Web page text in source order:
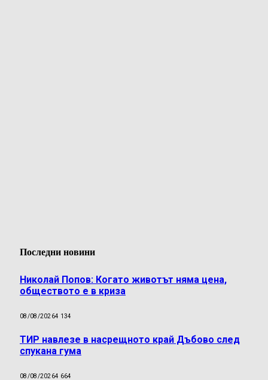
Последни новини
Николай Попов: Когато животът няма цена,
обществото е в криза
08/08/20264 134
ТИР навлезе в насрещното край Дъбово след
спукана гума
08/08/20264 664